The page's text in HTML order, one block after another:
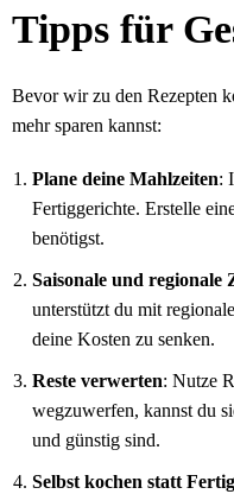
Tipps für
Bevor wir zu den Rezepten
mehr sparen kannst:
Plane deine Mahlzeiten:
Fertiggerichte. Erstelle
benötigst.
Saisonale und regionale
unterstützt du mit
deine Kosten zu senken.
Reste verwerten: Nutze
wegzuwerfen, kannst du
und günstig sind.
Selbst kochen statt